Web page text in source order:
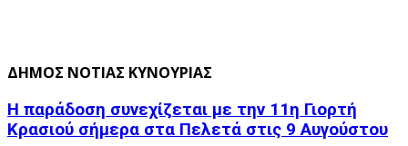
ΔΗΜΟΣ ΝΟΤΙΑΣ ΚΥΝΟΥΡΙΑΣ
Η παράδοση συνεχίζεται με την 11η Γιορτή
Κρασιού σήμερα στα Πελετά στις 9 Αυγούστου